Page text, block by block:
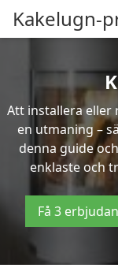
Kakelugn-
Att installera eller
en utmaning –
denna guide
enklaste och
Få 3